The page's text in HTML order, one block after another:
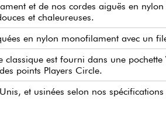
et de nos cordes aiguës en
et chaleureuses.
en nylon monofilament avec un
est fourni dans une
points Players Circle.
et usinées selon nos